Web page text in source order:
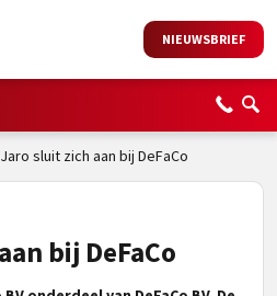
NIEUWSBRIEF
Jaro sluit zich aan bij DeFaCo
bij DeFaCo